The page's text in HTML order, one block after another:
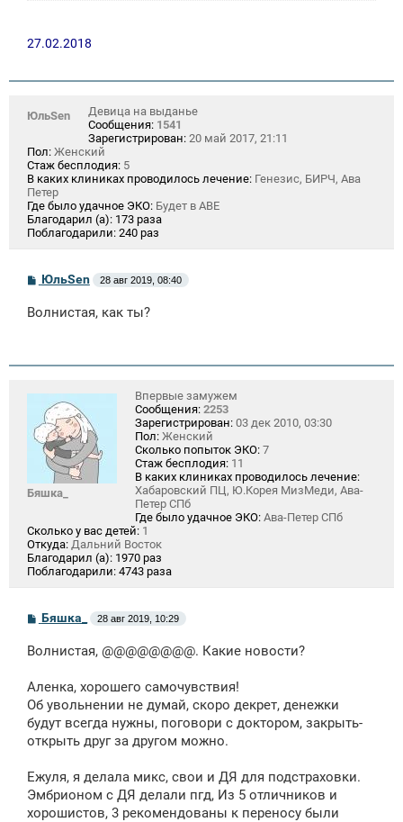
27.02.2018
ЮльSen
Девица на выданье
Сообщения: 1541
Зарегистрирован: 20 май 2017, 21:11
Пол: Женский
Стаж бесплодия: 5
В каких клиниках проводилось лечение: Генезис, БИРЧ, Ава
Петер
Где было удачное ЭКО: Будет в АВЕ
Благодарил (а): 173 раза
Поблагодарили: 240 раз
С
б
и
ЮльSen 28 авг 2019, 08:40
Волнистая, как ты?
Бяшка_
Впервые замужем
Сообщения: 2253
Зарегистрирован: 03 дек 2010, 03:30
Пол: Женский
Сколько попыток ЭКО: 7
Стаж бесплодия: 11
В каких клиниках проводилось лечение:
Хабаровский ПЦ, Ю.Корея МизМеди, Ава-
Петер СПб
Где было удачное ЭКО: Ава-Петер СПб
Сколько у вас детей: 1
Откуда: Дальний Восток
Благодарил (а): 1970 раз
Поблагодарили: 4743 раза
С
б
н
и
Бяшка_ 28 авг 2019, 10:29
Волнистая, @@@@@@@@. Какие новости?
Аленка, хорошего самочувствия!
Об увольнении не думай, скоро декрет, денежки
будут всегда нужны, поговори с доктором, закрыть-
открыть друг за другом можно.
Ежуля, я делала микс, свои и ДЯ для подстраховки.
Эмбрионом с ДЯ делали пгд, Из 5 отличников и
хорошистов, 3 рекомендованы к переносу были